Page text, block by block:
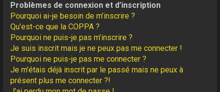
Problèmes de connexion et d’inscription
Pourquoi ai-je besoin de m’inscrire ?
Qu’est-ce que la COPPA ?
Pourquoi ne puis-je pas m’inscrire ?
Je suis inscrit mais je ne peux pas me connecter !
Pourquoi ne puis-je pas me connecter ?
Je m’étais déjà inscrit par le passé mais ne peux à
présent plus me connecter ?!